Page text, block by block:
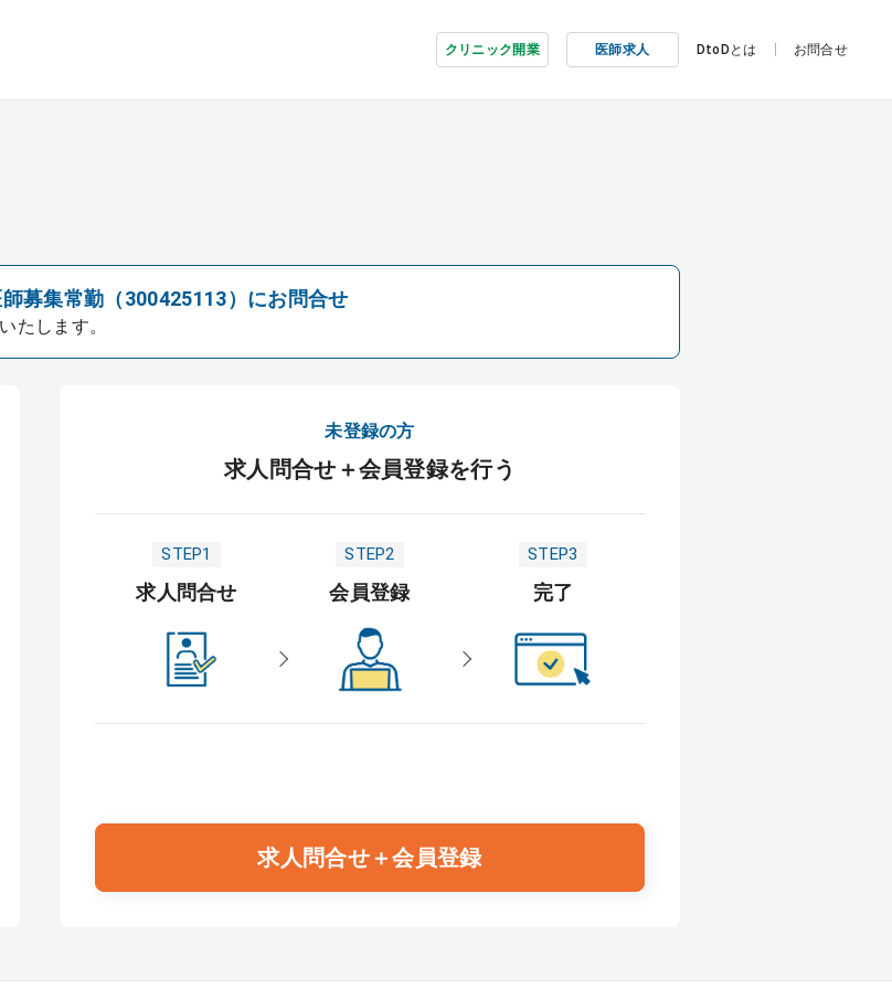
クリニック開業 医師求人 DtoDとは お問合せ
募集常勤（300425113）にお問合せ
たします。
未登録の方
求人問合せ＋会員登録を行う
STEP1
求人問合せ
STEP2
会員登録
STEP3
完了
求人問合せ＋会員登録